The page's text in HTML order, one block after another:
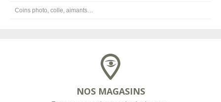
Coins photo, colle, aimants…
NOS MAGASINS